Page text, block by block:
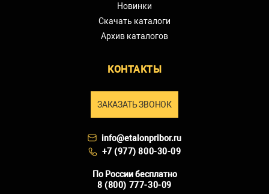
Новинки
Скачать каталоги
Архив каталогов
КОНТАКТЫ
ЗАКАЗАТЬ ЗВОНОК
info@etalonpribor.ru
+7 (977) 800-30-09
По России бесплатно
8 (800) 777-30-09